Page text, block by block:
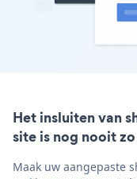
Het insluiten van
site is nog nooit
Maak uw aangepaste